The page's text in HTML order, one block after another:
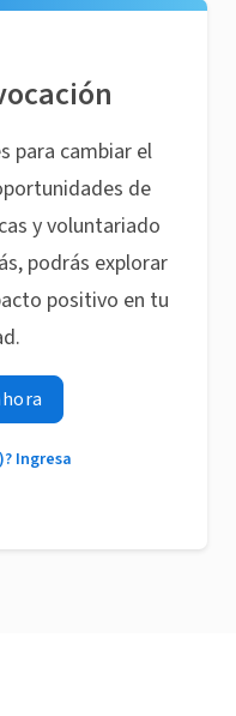
para cambiar el
de
y voluntariado
podrás explorar
positivo en tu
Ingresa